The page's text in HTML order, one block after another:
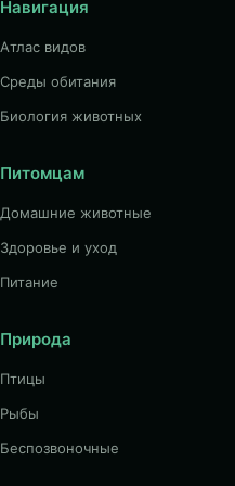
Навигация
Атлас видов
Среды обитания
Биология животных
Питомцам
Домашние животные
Здоровье и уход
Питание
Природа
Птицы
Рыбы
Беспозвоночные